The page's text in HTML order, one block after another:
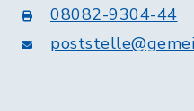
08082-9304-44